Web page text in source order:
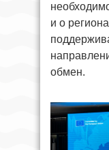
и о
обмен.